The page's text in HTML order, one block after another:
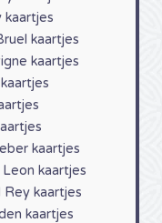
kaartjes
kaartjes
kaartjes
kaartjes
kaartjes
Rey kaartjes
kaartjes